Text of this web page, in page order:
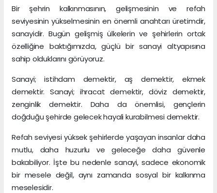
Bir şehrin kalkınmasının, gelişmesinin ve refah
seviyesinin yükselmesinin en önemli anahtarı üretimdir,
sanayidir. Bugün gelişmiş ülkelerin ve şehirlerin ortak
özelliğine baktığımızda, güçlü bir sanayi altyapısına
sahip olduklarını görüyoruz.
Sanayi; istihdam demektir, aş demektir, ekmek
demektir. Sanayi; ihracat demektir, döviz demektir,
zenginlik demektir. Daha da önemlisi, gençlerin
doğduğu şehirde gelecek hayali kurabilmesi demektir.
Refah seviyesi yüksek şehirlerde yaşayan insanlar daha
mutlu, daha huzurlu ve geleceğe daha güvenle
bakabiliyor. İşte bu nedenle sanayi, sadece ekonomik
bir mesele değil, aynı zamanda sosyal bir kalkınma
meselesidir.